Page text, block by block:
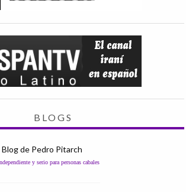
BLOGS
Blog de Pedro Pitarch
y serio para personas cabales